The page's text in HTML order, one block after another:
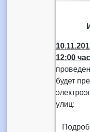
12:00
будет
улиц: